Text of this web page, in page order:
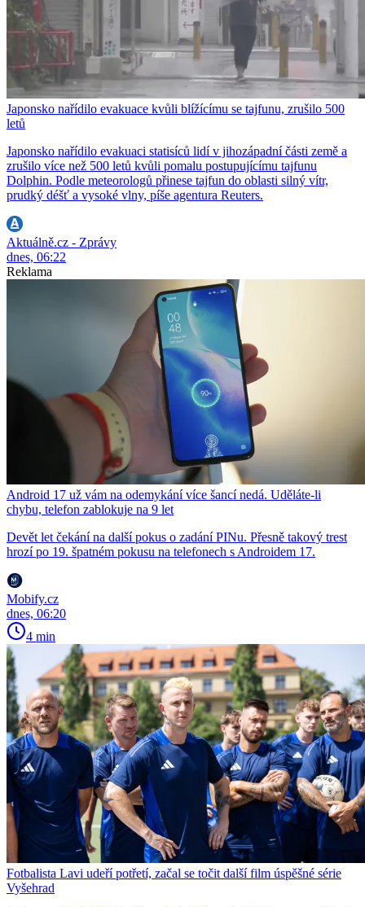
Japonsko nařídilo evakuace kvůli blížícímu se tajfunu, zrušilo 500
letů
Japonsko nařídilo evakuaci statisíců lidí v jihozápadní části země a
zrušilo více než 500 letů kvůli pomalu postupujícímu tajfunu
Dolphin. Podle meteorologů přinese tajfun do oblasti silný vítr,
prudký déšť a vysoké vlny, píše agentura Reuters.
Aktuálně.cz - Zprávy
dnes, 06:22
Reklama
Android 17 už vám na odemykání více šancí nedá. Uděláte-li
chybu, telefon zablokuje na 9 let
Devět let čekání na další pokus o zadání PINu. Přesně takový trest
hrozí po 19. špatném pokusu na telefonech s Androidem 17.
Mobify.cz
dnes, 06:20
4 min
Fotbalista Lavi udeří potřetí, začal se točit další film úspěšné série
Vyšehrad